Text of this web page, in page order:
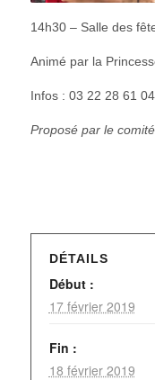
14h30 – Salle des
Animé par la
Infos : 03 22 28 61 04
Proposé par le
DÉTAILS
Début :
17 février 2019
Fin :
18 février 2019